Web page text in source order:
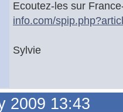
Ecoutez-les sur
info.com/
Sylvie
2009 13:43